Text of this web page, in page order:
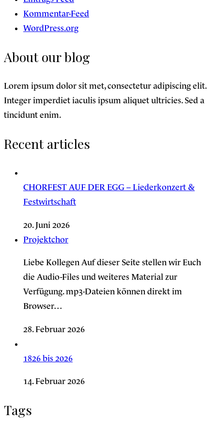
Kommentar-Feed
WordPress.org
About our blog
Lorem ipsum dolor sit met, consectetur adipiscing elit.
Integer imperdiet iaculis ipsum aliquet ultricies. Sed a
tincidunt enim.
Recent articles
CHORFEST AUF DER EGG – Liederkonzert &
Festwirtschaft
20. Juni 2026
Projektchor
Liebe Kollegen Auf dieser Seite stellen wir Euch
die Audio-Files und weiteres Material zur
Verfügung. mp3-Dateien können direkt im
Browser…
28. Februar 2026
1826 bis 2026
14. Februar 2026
Tags